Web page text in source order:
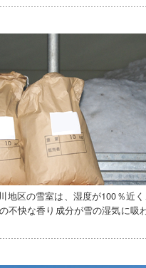
地区の雪室は、湿度が100％近
不快な香り成分が雪の湿気に吸